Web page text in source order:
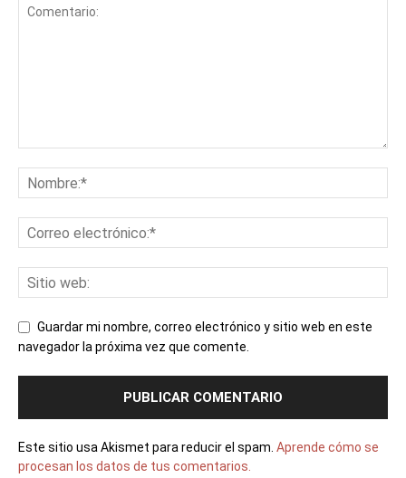
Guardar mi nombre, correo electrónico y sitio web en este
navegador la próxima vez que comente.
Este sitio usa Akismet para reducir el spam. Aprende cómo se
procesan los datos de tus comentarios.